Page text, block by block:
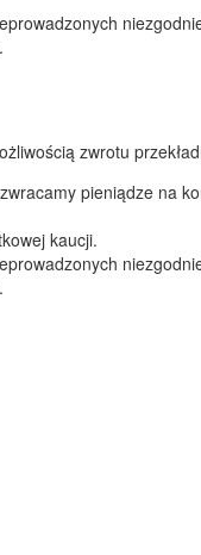
zwrotu
pieniądze na
kaucji.